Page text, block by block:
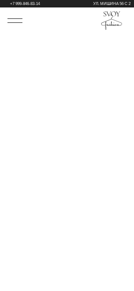
УЛ. МИШИНА 56 С 2
+7 999-846-83-14